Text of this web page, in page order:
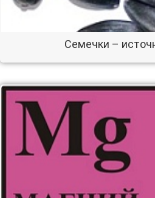
Семечки –